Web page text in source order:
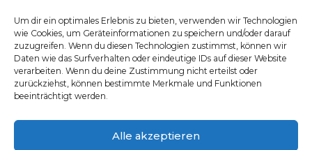
Um dir ein optimales Erlebnis zu bieten, verwenden wir Technologien
wie Cookies, um Geräteinformationen zu speichern und/oder darauf
zuzugreifen. Wenn du diesen Technologien zustimmst, können wir
Daten wie das Surfverhalten oder eindeutige IDs auf dieser Website
verarbeiten. Wenn du deine Zustimmung nicht erteilst oder
zurückziehst, können bestimmte Merkmale und Funktionen
beeinträchtigt werden.
Alle akzeptieren